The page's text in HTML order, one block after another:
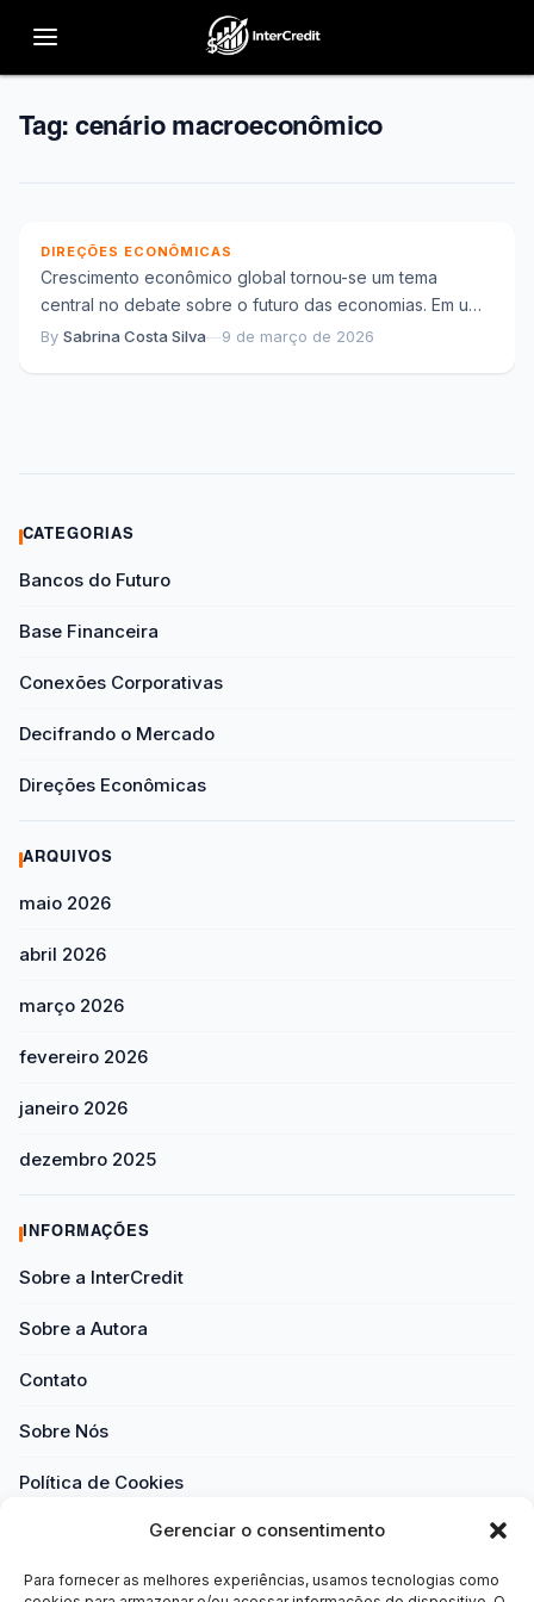
Gerenciar o consentimento
Para fornecer as melhores experiências, usamos tecnologias como
Tag: cenário macroeconômico
DIREÇÕES ECONÔMICAS
Crescimento econômico global tornou-se um tema
central no debate sobre o futuro das economias. Em um
cenário marcado por mudanças estruturais, choques...
By Sabrina Costa Silva—9 de março de 2026
CATEGORIAS
Bancos do Futuro
Base Financeira
Conexões Corporativas
Decifrando o Mercado
Direções Econômicas
ARQUIVOS
maio 2026
abril 2026
março 2026
fevereiro 2026
janeiro 2026
dezembro 2025
INFORMAÇÕES
Sobre a InterCredit
Sobre a Autora
Contato
Sobre Nós
Política de Cookies
Política de Privacidade
Termos e Condições